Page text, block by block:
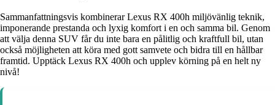
Sammanfattningsvis kombinerar Lexus RX 400h miljövänlig teknik,
imponerande prestanda och lyxig komfort i en och samma bil. Genom
att välja denna SUV får du inte bara en pålitlig och kraftfull bil, utan
också möjligheten att köra med gott samvete och bidra till en hållbar
framtid. Upptäck Lexus RX 400h och upplev körning på en helt ny
nivå!